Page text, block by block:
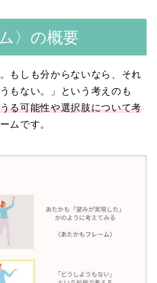
〉の概要
もしも分からないなら、それ
もない。」という考えのも
る可能性や選択肢について考
ムです。